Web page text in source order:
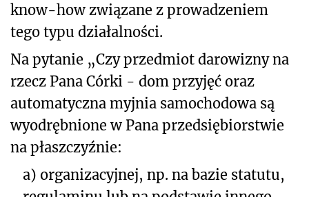
know-how związane z prowadzeniem
tego typu działalności.
Na pytanie „Czy przedmiot darowizny na
rzecz Pana Córki - dom przyjęć oraz
automatyczna myjnia samochodowa są
wyodrębnione w Pana przedsiębiorstwie
na płaszczyźnie:
a) organizacyjnej, np. na bazie statutu,